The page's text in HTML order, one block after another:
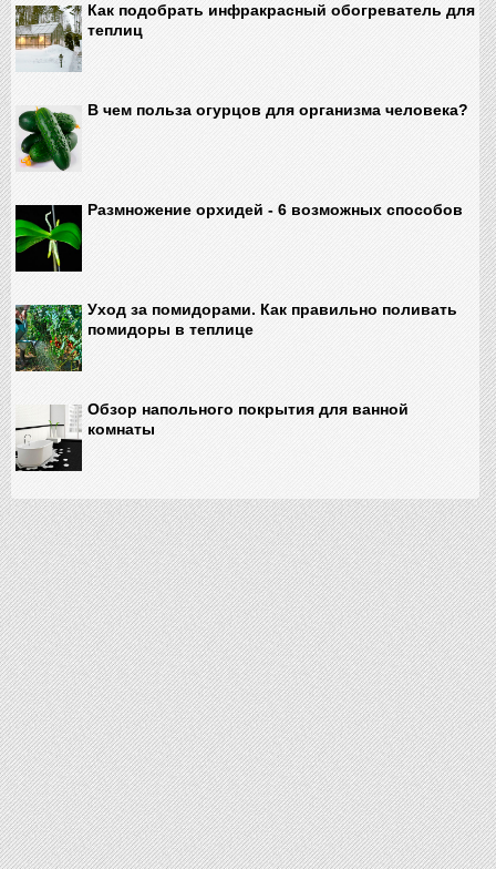
Как подобрать инфракрасный обогреватель для
теплиц
В чем польза огурцов для организма человека?
Размножение орхидей - 6 возможных способов
Уход за помидорами. Как правильно поливать
помидоры в теплице
Обзор напольного покрытия для ванной
комнаты